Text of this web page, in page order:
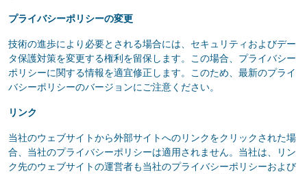
プライバシーポリシーの変更
技術の進歩により必要とされる場合には、セキュリティおよびデー
タ保護対策を変更する権利を留保します。この場合、プライバシー
ポリシーに関する情報を適宜修正します。このため、最新のプライ
バシーポリシーのバージョンにご注意ください。
リンク
当社のウェブサイトから外部サイトへのリンクをクリックされた場
合、当社のプライバシーポリシーは適用されません。当社は、リン
ク先のウェブサイトの運営者も当社のプライバシーポリシーおよび